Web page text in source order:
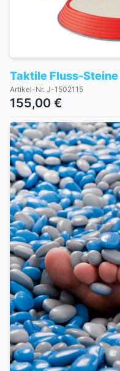
Taktile Fluss-
Artikel-Nr. J-1502115
155,00 €